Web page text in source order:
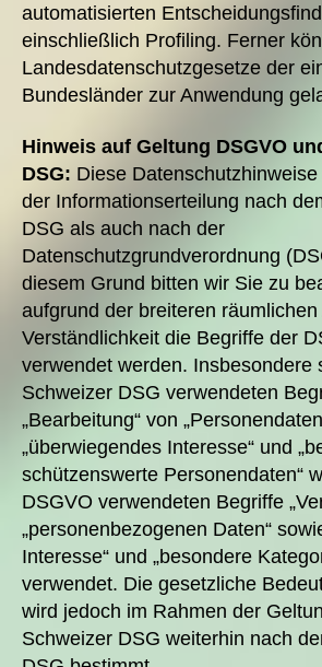
automatisierten
einschließlich Profiling. Ferner
Landesdatenschutzgesetze der
Bundesländer zur Anwendung
Hinweis auf Geltung DSGVO
DSG: Diese Datenschutzhinweise
der Informationserteilung nach
DSG als auch nach der
Datenschutzgrundverordnung
diesem Grund bitten wir Sie zu
aufgrund der breiteren
Verständlichkeit die Begriffe der
verwendet werden. Insbesondere
Schweizer DSG verwendeten
„Bearbeitung“ von
„überwiegendes Interesse“ und
schützenswerte Personendaten“
DSGVO verwendeten Begriffe
„personenbezogenen Daten“
Interesse“ und „besondere
verwendet. Die gesetzliche
wird jedoch im Rahmen der
Schweizer DSG weiterhin nach